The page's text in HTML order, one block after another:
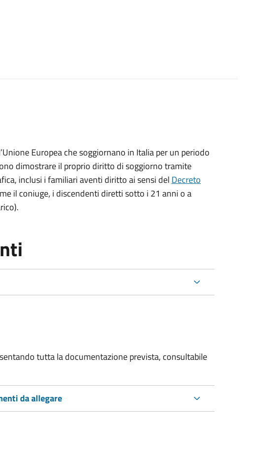
Europea che soggiornano in Italia per un periodo
dimostrare il proprio diritto di soggiorno tramite
inclusi i familiari aventi diritto ai sensi del Decreto
il coniuge, i discendenti diretti sotto i 21 anni o a
tutta la documentazione prevista, consultabile
da allegare